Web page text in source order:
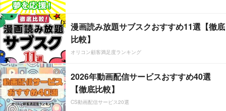
漫画読み放題サブスクおすすめ11選【徹底
比較】
オリコン顧客満足度ランキング
2026年動画配信サービスおすすめ40選
【徹底比較】
CS動画配信サービス20選